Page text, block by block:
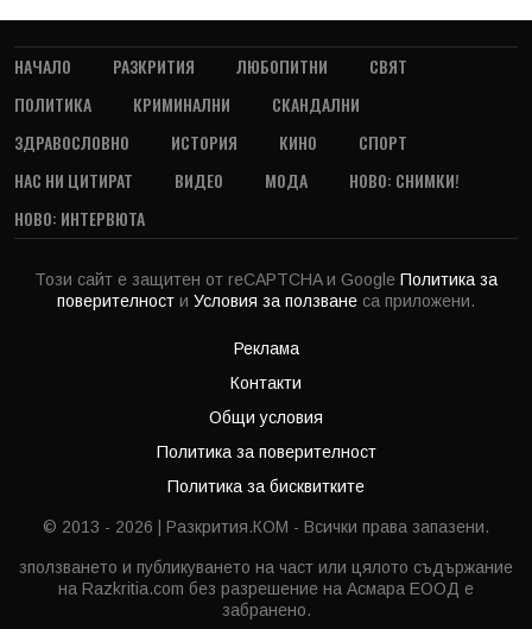
НАЧАЛО РАЗКРИТИЯ ЛЮБОПИТНИ
СВЯТ
ПОЛИТИКА
КРИМИНАЛНИ
СКАНДАЛНИ
ЗДРАВОСЛОВНО
ИСТОРИЯ КИНО
СПОРТ
НАС НИ ЦИТИРАТ
ВИДЕО МОДА
НОВО: СНИМКИ!
НОВО: ИНТЕРВЮТА
Този сайт е защитен от reCAPTCHA и Google Политика за
поверителност и Условия за ползване са приложени.
Реклама
Контакти
Общи условия
Политика за поверителност
Политика за бисквитките
© 2013 - 2026 | Разкрития.КОМ - Всички права запазени.
зползването и публикуването на част или цялото съдържание
на Razkritia.com без разрешение на Асмара ЕООД е
забранено.